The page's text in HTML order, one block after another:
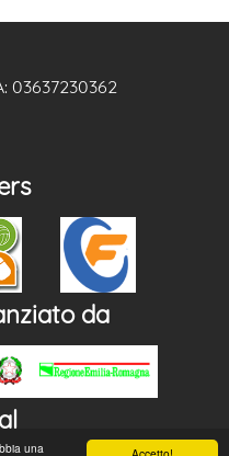
una
03637230362
da